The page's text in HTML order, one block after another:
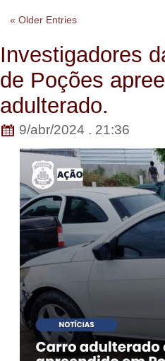
« Older Entries
Investigadores
de Poções
adulterado.
9/abr/2024 . 21:36